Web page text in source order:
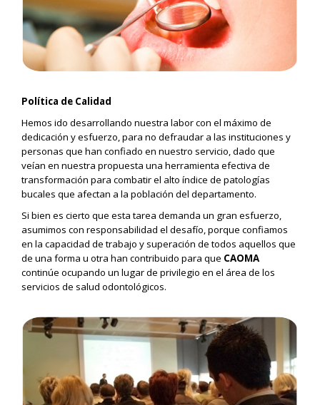
Política de Calidad
Hemos ido desarrollando nuestra labor con el máximo de
dedicación y esfuerzo, para no defraudar a las instituciones y
personas que han confiado en nuestro servicio, dado que
veían en nuestra propuesta una herramienta efectiva de
transformación para combatir el alto índice de patologías
bucales que afectan a la población del departamento.
Si bien es cierto que esta tarea demanda un gran esfuerzo,
asumimos con responsabilidad el desafío, porque confiamos
en la capacidad de trabajo y superación de todos aquellos que
de una forma u otra han contribuido para que CAOMA
continúe ocupando un lugar de privilegio en el área de los
servicios de salud odontológicos.